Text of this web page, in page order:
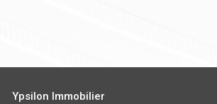
Ypsilon Immobilier